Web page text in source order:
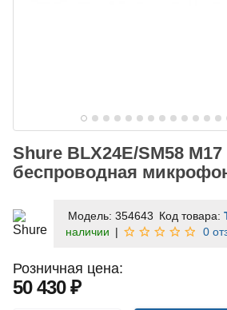
Shure BLX24E/SM58 M17
беспроводная
Модель: 354643 Код товара:
наличии
0
Розничная цена:
50 430 ₽